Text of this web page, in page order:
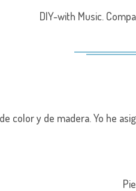
DIY-with Music.
color y de madera. Yo he